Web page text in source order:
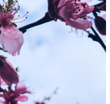
Naudojimo sąlygos
Privatumo politika
Reklamos politika
Slapukų politika